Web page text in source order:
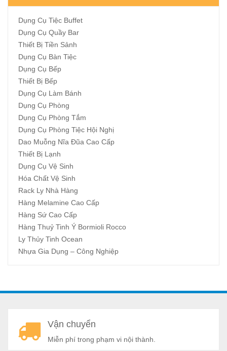
Dụng Cụ Tiệc Buffet
Dụng Cụ Quầy Bar
Thiết Bị Tiền Sảnh
Dụng Cụ Bàn Tiệc
Dụng Cụ Bếp
Thiết Bị Bếp
Dụng Cụ Làm Bánh
Dụng Cụ Phòng
Dụng Cụ Phòng Tắm
Dụng Cụ Phòng Tiệc Hội Nghị
Dao Muỗng Nĩa Đũa Cao Cấp
Thiết Bị Lạnh
Dụng Cụ Vệ Sinh
Hóa Chất Vệ Sinh
Rack Ly Nhà Hàng
Hàng Melamine Cao Cấp
Hàng Sứ Cao Cấp
Hàng Thuỷ Tinh Ý Bormioli Rocco
Ly Thủy Tinh Ocean
Nhựa Gia Dụng – Công Nghiệp
Vận chuyển
Miễn phí trong phạm vi nội thành.